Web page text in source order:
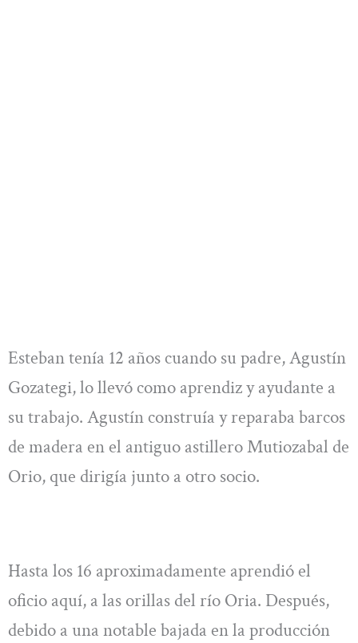
Esteban tenía 12 años cuando su padre, Agustín
Gozategi, lo llevó como aprendiz y ayudante a
su trabajo. Agustín construía y reparaba barcos
de madera en el antiguo astillero Mutiozabal de
Orio, que dirigía junto a otro socio.
Hasta los 16 aproximadamente aprendió el
oficio aquí, a las orillas del río Oria. Después,
debido a una notable bajada en la producción